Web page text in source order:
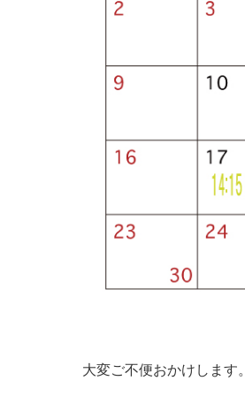
大変ご不便おかけします。